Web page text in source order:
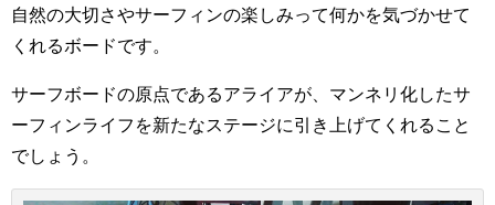
自然の大切さやサーフィンの楽しみって何かを気づかせて
くれるボードです。
サーフボードの原点であるアライアが、マンネリ化したサ
ーフィンライフを新たなステージに引き上げてくれること
でしょう。